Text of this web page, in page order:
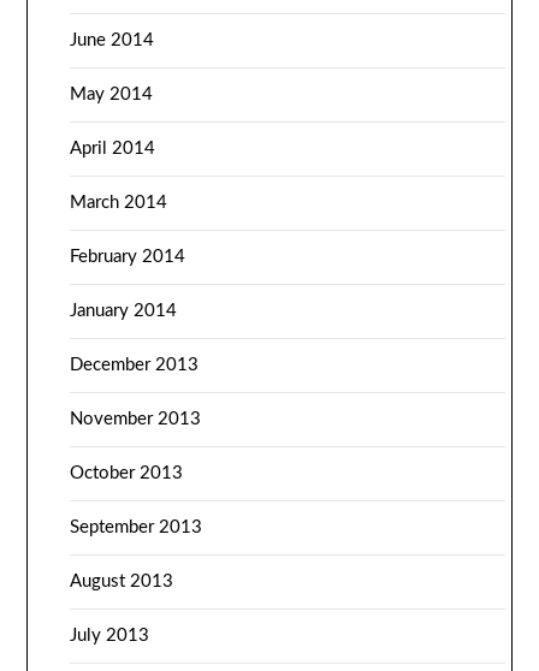
June 2014
May 2014
April 2014
March 2014
February 2014
January 2014
December 2013
November 2013
October 2013
September 2013
August 2013
July 2013